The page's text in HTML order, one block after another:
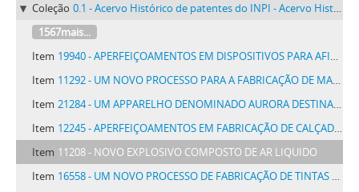
Coleção 0.1 - Acervo Histórico de patentes do INPI - Acervo Histórico de patentes do INPI
1567mais...
Item 19940 - APERFEIÇOAMENTOS EM DISPOSITIVOS PARA AFIAR LAMINAS DE NAVALHAS DE SEGURANÇA
Item 11292 - UM NOVO PROCESSO PARA A FABRICAÇÃO DE MATERIAS CORANTES PRETAS CONTENDO ENXOFRE
Item 21284 - UM APPARELHO DENOMINADO AURORA DESTINADO A REDUZIR OU AUGMENTAR GRADATIVAMENTE O BRILHO DE LAMPADAS ELECTRICAS AUTOMATICAMENTE POR MEIO DE UM CONJUNCTO MOVIDO A MOTOR ELECTRICO
Item 12245 - APERFEIÇOAMENTOS EM FABRICAÇÃO DE CALÇADOS
Item 11208 - NOVO EXPLOSIVO COMPOSTO DE AR LIQUIDO
Item 16558 - UM NOVO PROCESSO DE FABRICAÇÃO DE TINTAS COM CORPOS INERTES